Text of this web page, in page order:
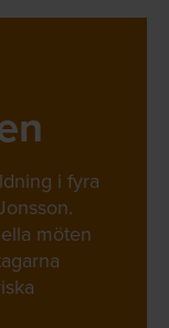
i fyra
möten